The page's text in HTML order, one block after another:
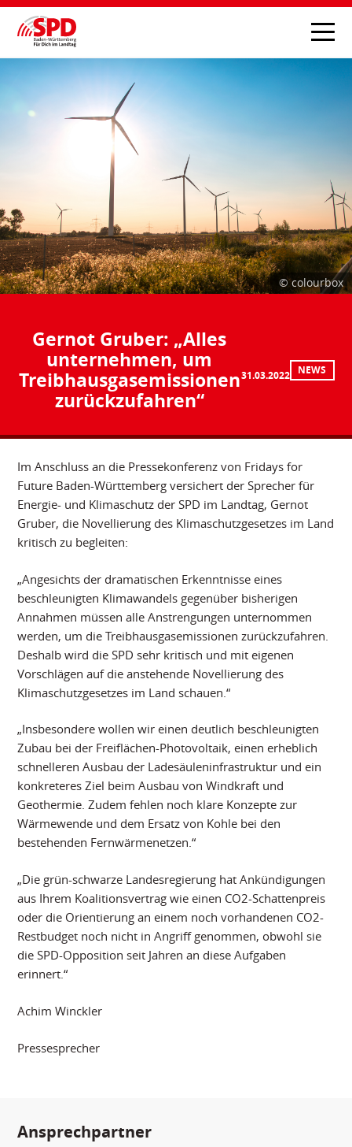
© colourbox
Gernot Gruber: „Alles
unternehmen, um
Treibhausgasemissionen
zurückzufahren“
31.03.2022 NEWS
Im Anschluss an die Pressekonferenz von Fridays for
Future Baden-Württemberg versichert der Sprecher für
Energie- und Klimaschutz der SPD im Landtag, Gernot
Gruber, die Novellierung des Klimaschutzgesetzes im Land
kritisch zu begleiten:
„Angesichts der dramatischen Erkenntnisse eines
beschleunigten Klimawandels gegenüber bisherigen
Annahmen müssen alle Anstrengungen unternommen
werden, um die Treibhausgasemissionen zurückzufahren.
Deshalb wird die SPD sehr kritisch und mit eigenen
Vorschlägen auf die anstehende Novellierung des
Klimaschutzgesetzes im Land schauen.“
„Insbesondere wollen wir einen deutlich beschleunigten
Zubau bei der Freiflächen-Photovoltaik, einen erheblich
schnelleren Ausbau der Ladesäuleninfrastruktur und ein
konkreteres Ziel beim Ausbau von Windkraft und
Geothermie. Zudem fehlen noch klare Konzepte zur
Wärmewende und dem Ersatz von Kohle bei den
bestehenden Fernwärmenetzen.“
„Die grün-schwarze Landesregierung hat Ankündigungen
aus Ihrem Koalitionsvertrag wie einen CO2-Schattenpreis
oder die Orientierung an einem noch vorhandenen CO2-
Restbudget noch nicht in Angriff genommen, obwohl sie
die SPD-Opposition seit Jahren an diese Aufgaben
erinnert.“
Achim Winckler
Pressesprecher
Ansprechpartner